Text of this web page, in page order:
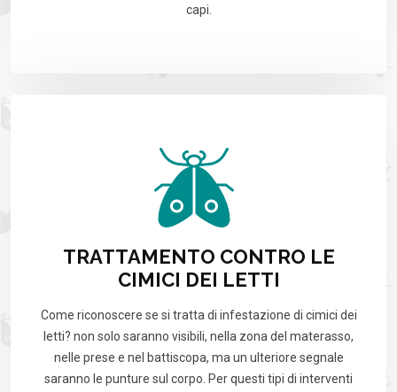
capi.
TRATTAMENTO CONTRO LE
CIMICI DEI LETTI
Come riconoscere se si tratta di infestazione di cimici dei
letti? non solo saranno visibili, nella zona del materasso,
nelle prese e nel battiscopa, ma un ulteriore segnale
saranno le punture sul corpo. Per questi tipi di interventi